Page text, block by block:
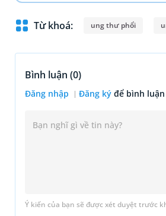
Từ khoá: ung thư phổi
Bình luận (0)
Đăng nhập Đăng ký để bình luận
Ý kiến của bạn sẽ được xét duyệt trước